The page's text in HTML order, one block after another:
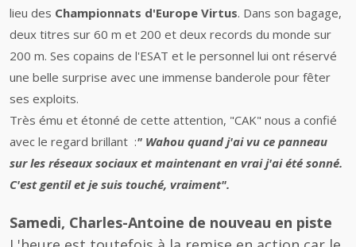
lieu des Championnats d'Europe Virtus. Dans son bagage,
deux titres sur 60 m et 200 et deux records du monde sur
200 m. Ses copains de l'ESAT et le personnel lui ont réservé
une belle surprise avec une immense banderole pour fêter
ses exploits.
Très ému et étonné de cette attention, "CAK" nous a confié
avec le regard brillant :" Wahou quand j'ai vu ce panneau
sur les réseaux sociaux et maintenant en vrai j'ai été sonné.
C'est gentil et je suis touché, vraiment".
Samedi, Charles-Antoine de nouveau en piste